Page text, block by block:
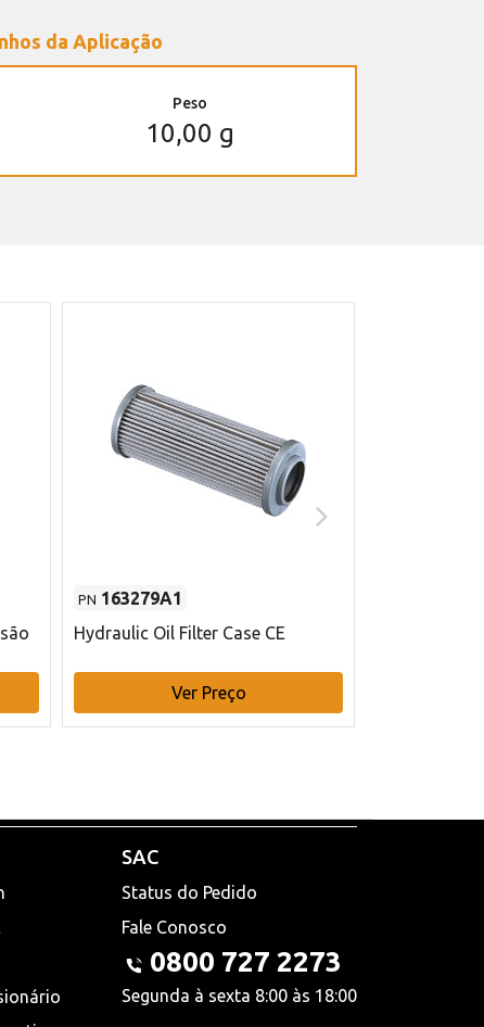
da Aplicação
Peso
10,00 g
PN 163279A1
Hydraulic Oil Filter Case CE
Ver Preço
SAC
Status do Pedido
Fale Conosco
0800 727 2273
Segunda à sexta 8:00 às 18:00